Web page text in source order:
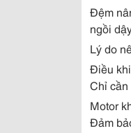
Đệm
ngồi
Lý do
Điều
Chỉ
Motor
Đảm